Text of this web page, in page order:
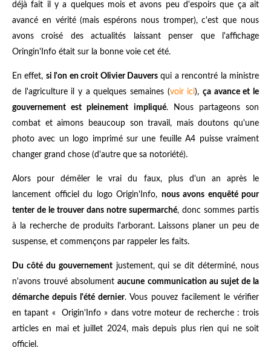
déjà fait il y a quelques mois et avons peu d'espoirs que ça ait
avancé en vérité (mais espérons nous tromper), c'est que nous
avons croisé des actualités laissant penser que l'affichage
Oringin'Info était sur la bonne voie cet été.
En effet, si l'on en croit Olivier Dauversqui a rencontré la ministre
de l'agriculture il y a quelques semaines (voir ici),ça avance et le
gouvernement est pleinement impliqué. Nous partageons son
combat et aimons beaucoup son travail, mais doutons qu'une
photo avec un logo imprimé sur une feuille A4 puisse vraiment
changer grand chose (d'autre que sa notoriété).
Alors pour démêler le vrai du faux, plus d'un an après le
lancement officiel du logo Origin'Info, nous avons enquêté pour
tenter de le trouver dans notre supermarché, donc sommes partis
à la recherche de produits l'arborant. Laissons planer un peu de
suspense, et commençons par rappeler les faits.
Du côté du gouvernementjustement, qui se dit déterminé, nous
n'avons trouvé absolumentaucune communication au sujet de la
démarche depuis l'été dernier. Vous pouvez facilement le vérifier
en tapant « Origin'Info » dans votre moteur de recherche : trois
articles en mai et juillet 2024, mais depuis plus rien qui ne soit
officiel.